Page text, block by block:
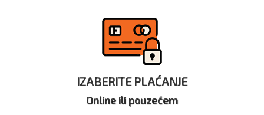
IZABERITE PLAĆANJE
Online ili pouzećem